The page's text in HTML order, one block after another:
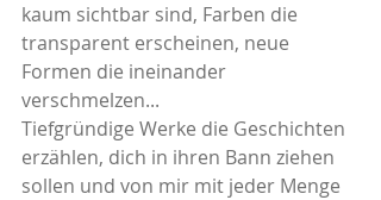
kaum sichtbar sind, Farben die
transparent erscheinen, neue
Formen die ineinander
verschmelzen...
Tiefgründige Werke die Geschichten
erzählen, dich in ihren Bann ziehen
sollen und von mir mit jeder Menge